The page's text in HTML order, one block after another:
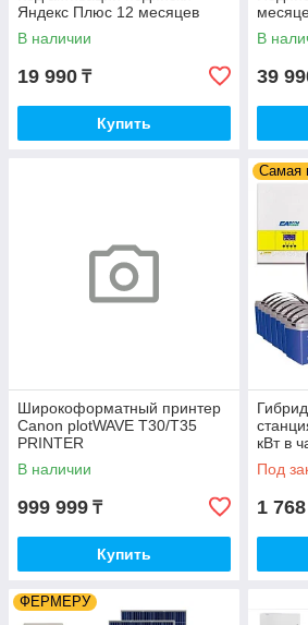
Яндекс Плюс 12 месяцев
В наличии
19 990 ₸
Купить
В
39
Широкоформатный принтер
Canon plotWAVE T30/T35
PRINTER
В наличии
999 999 ₸
Купить
Самая
кВт в
Под
1
ФЕРМЕРУ